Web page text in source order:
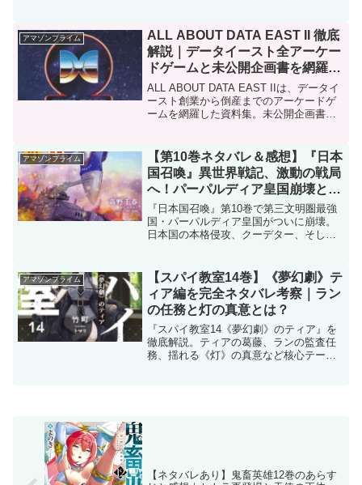
アマゾンプライム
ALL ABOUT DATA EAST II 徹底
解説｜データイースト全アーケー
ドゲームと未公開企画書を網羅し
た決定版資料集
ALL ABOUT DATA EAST IIは、データイ
ースト創業から倒産までのアーケードゲ
ームを網羅した資料集。未公開企画書や
アマゾンプライム
【第10巻ネタバレ＆感想】『日本
国召喚』異世界戦記、激動の戦局
へ！パーパルディア皇国崩壊と日
本国の新たな決断
『日本国召喚』第10巻で第三文明圏最強
国・パーパルディア皇国がついに崩壊。
日本国の本格侵攻、クーデター、そして
アマゾンプライム
【スパイ教室14巻】《夢幻劇》テ
ィア編を完全ネタバレ考察｜ラン
の任務と灯の真意とは？
『スパイ教室14《夢幻劇》のティア』を
徹底解説。ティアの葛藤、ランの監査任
務、揺れる《灯》の真意など核心テーマ
【ネタバレあり】鬼畜英雄12巻のあらす